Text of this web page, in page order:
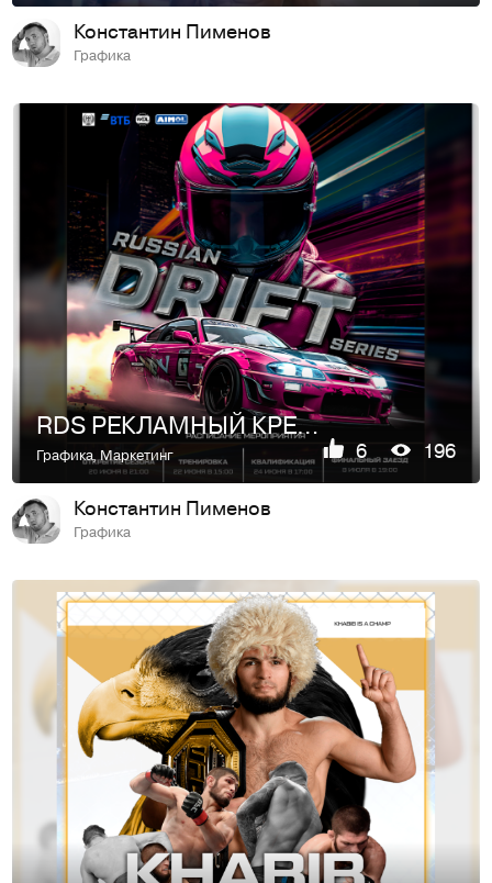
Константин Пименов
Графика
RDS РЕКЛАМНЫЙ КРЕАТИВ
Графика, Маркетинг 6 196
Константин Пименов
Графика